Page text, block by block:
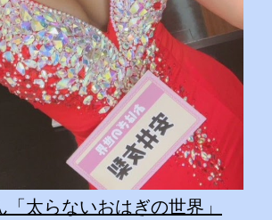
太らないおはぎの世界」